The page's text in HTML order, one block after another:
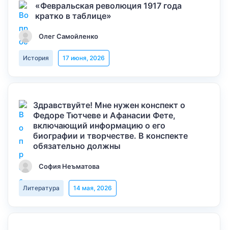
«Февральская революция 1917 года
кратко в таблице»
Олег Самойленко
История 17 июня, 2026
Здравствуйте! Мне нужен конспект о
Федоре Тютчеве и Афанасии Фете,
включающий информацию о его
биографии и творчестве. В конспекте
обязательно должны
София Неъматова
Литература 14 мая, 2026